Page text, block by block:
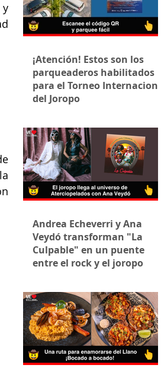
y
¡Atención! Estos son los
parqueaderos habilitados
para el Torneo Internacional
del Joropo
Andrea Echeverri y Ana
Veydó transforman "La
Culpable" en un puente
entre el rock y el joropo